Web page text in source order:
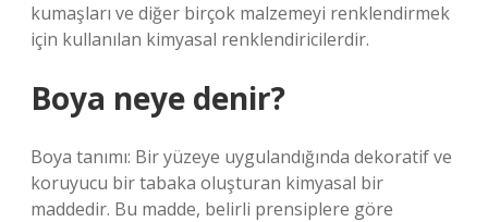
kumaşları ve diğer birçok malzemeyi renklendirmek
için kullanılan kimyasal renklendiricilerdir.
Boya neye denir?
Boya tanımı: Bir yüzeye uygulandığında dekoratif ve
koruyucu bir tabaka oluşturan kimyasal bir
maddedir. Bu madde, belirli prensiplere göre